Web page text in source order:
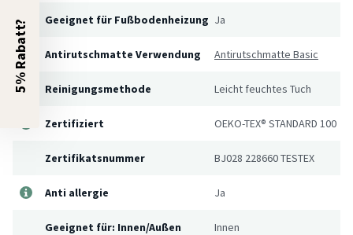
Geeignet für Fußbodenheizung Ja
Antirutschmatte Verwendung Antirutschmatte Basic
Reinigungsmethode Leicht feuchtes Tuch
Zertifiziert OEKO-TEX® STANDARD 100
Zertifikatsnummer BJ028 228660 TESTEX
Anti allergie Ja
Geeignet für: Innen/Außen Innen
5% Rabatt?